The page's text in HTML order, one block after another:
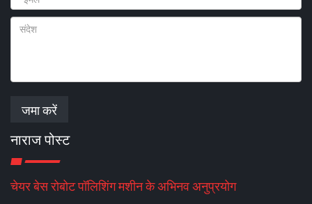
जमा करें
नाराज पोस्ट
चेयर बेस रोबोट पॉलिशिंग मशीन के अभिनव अनुप्रयोग